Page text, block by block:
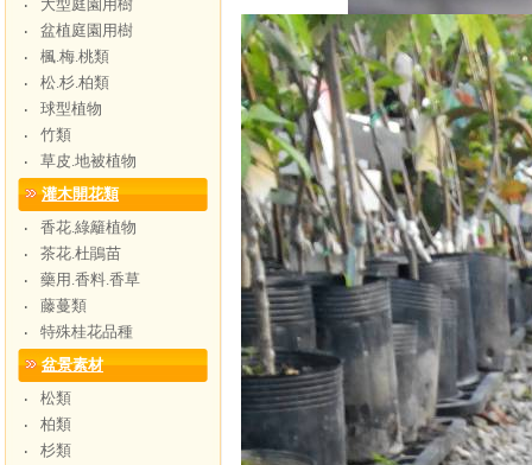
‧
大型庭園用樹
‧
盆植庭園用樹
‧
楓.梅.桃類
‧
松.杉.柏類
‧
球型植物
‧
竹類
‧
草皮.地被植物
灌木開花類
‧
香花.綠籬植物
‧
茶花.杜鵑苗
‧
藥用.香料.香草
‧
藤蔓類
‧
特殊桂花品種
盆景素材
‧
松類
‧
柏類
‧
杉類